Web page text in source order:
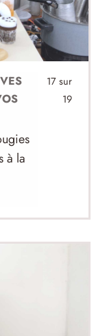
17 sur
19
à la